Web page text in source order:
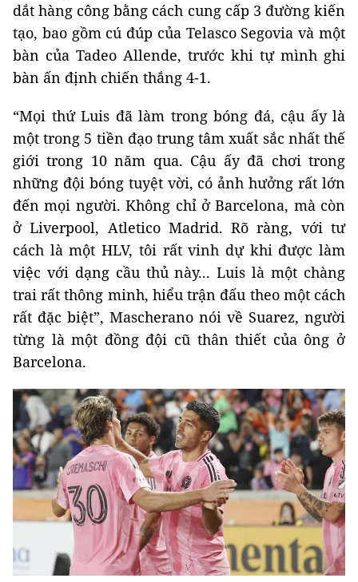
dắt hàng công bằng cách cung cấp 3 đường kiến
​​tạo, bao gồm cú đúp của Telasco Segovia và một
bàn của Tadeo Allende, trước khi tự mình ghi
bàn ấn định chiến thắng 4-1.
“Mọi thứ Luis đã làm trong bóng đá, cậu ấy là
một trong 5 tiền đạo trung tâm xuất sắc nhất thế
giới trong 10 năm qua. Cậu ấy đã chơi trong
những đội bóng tuyệt vời, có ảnh hưởng rất lớn
đến mọi người. Không chỉ ở Barcelona, ​​mà còn
ở Liverpool, Atletico Madrid. Rõ ràng, với tư
cách là một HLV, tôi rất vinh dự khi được làm
việc với dạng cầu thủ này... Luis là một chàng
trai rất thông minh, hiểu trận đấu theo một cách
rất đặc biệt”, Mascherano nói về Suarez, người
từng là một đồng đội cũ thân thiết của ông ở
Barcelona.